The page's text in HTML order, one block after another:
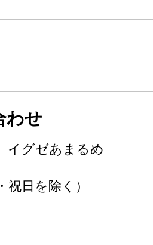
わせ
グゼあまるめ
日を除く）